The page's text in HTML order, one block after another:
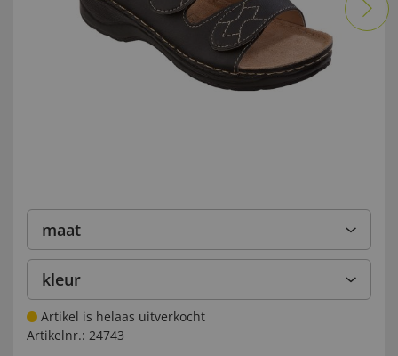
maat
kleur
Artikel is helaas uitverkocht
Artikelnr.: 24743